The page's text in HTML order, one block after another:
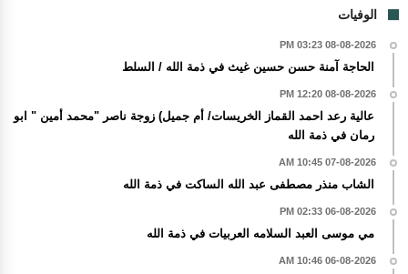
الوفيات
08-08-2026 03:23 PM
الحاجة آمنة حسن حسين غيث في ذمة الله / السلط
08-08-2026 12:20 PM
عالية رعد احمد القماز الخريسات/ أم جميل) زوجة ناصر "محمد أمين " ابو
رمان في ذمة الله
07-08-2026 10:45 AM
الشاب منذر مصطفى عبد الله الساكت في ذمة الله
06-08-2026 02:33 PM
مي موسى العبد السلامه العربيات في ذمة الله
06-08-2026 10:46 AM